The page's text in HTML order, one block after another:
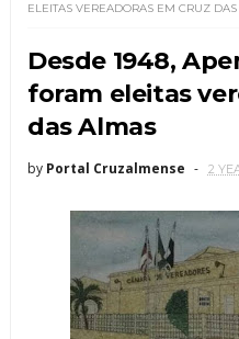
ELEITAS VEREADORAS EM CRUZ
Desde 1948,
foram eleitas
das Almas
by Portal Cruzalmense 2